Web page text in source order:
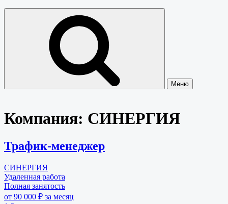
Меню
Компания: СИНЕРГИЯ
Трафик-менеджер
СИНЕРГИЯ
Удаленная работа
Полная занятость
от 90 000 ₽ за месяц